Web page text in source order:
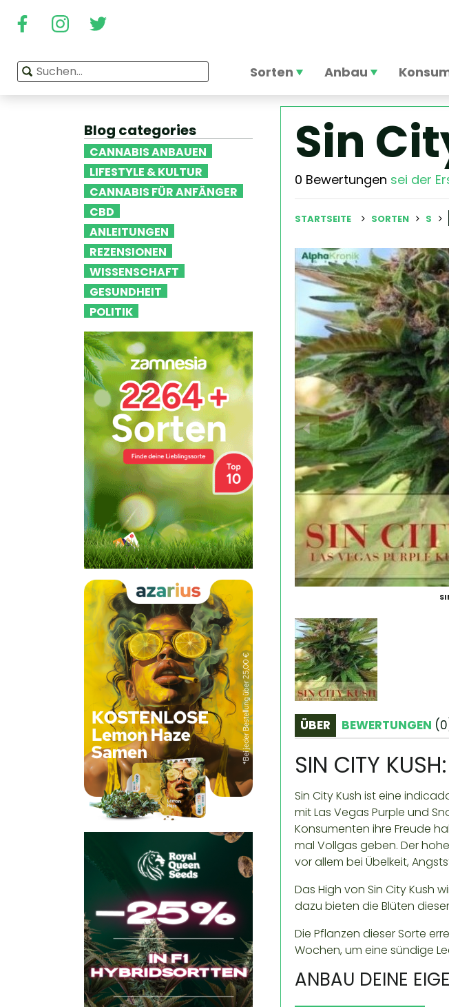
Sorten Anbau
Blog categories
CANNABIS ANBAUEN
LIFESTYLE & KULTUR
CANNABIS FÜR ANFÄNGER
CBD
ANLEITUNGEN
REZENSIONEN
WISSENSCHAFT
GESUNDHEIT
POLITIK
Sin
0 Bewertungen sei der
STARTSEITE SORTEN S
ÜBER BEWERTUNGEN (0
SIN CITY
Sin City Kush ist eine
mit Las Vegas Purple und
Konsumenten ihre Freude
mal Vollgas geben. Der
vor allem bei Übelkeit,
Das High von Sin City Kush
dazu bieten die Blüten
Die Pflanzen dieser Sorte
Wochen, um eine sündige
ANBAU DEINE